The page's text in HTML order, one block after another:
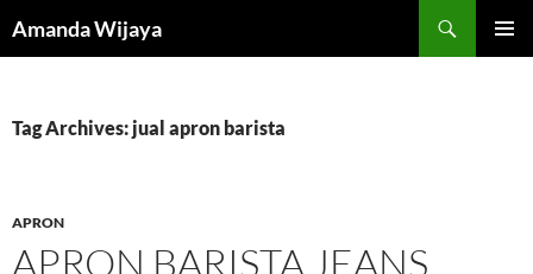
Amanda Wijaya
Tag Archives: jual apron barista
APRON
APRON BARISTA JEANS